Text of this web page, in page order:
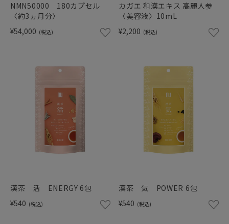
NMN50000 180カプセル
〈約3ヵ月分〉
¥54,000 (税込)
カガエ 和漢エキス 高麗人参
〈美容液〉10mL
¥2,200 (税込)
漢茶 活 ENERGY 6包
¥540 (税込)
漢茶 気 POWER 6包
¥540 (税込)